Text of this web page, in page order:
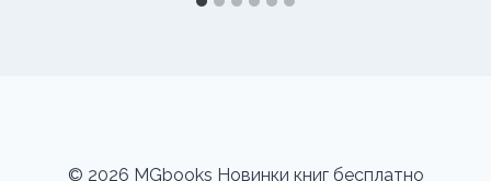
© 2026 MGbooks Новинки книг бесплатно